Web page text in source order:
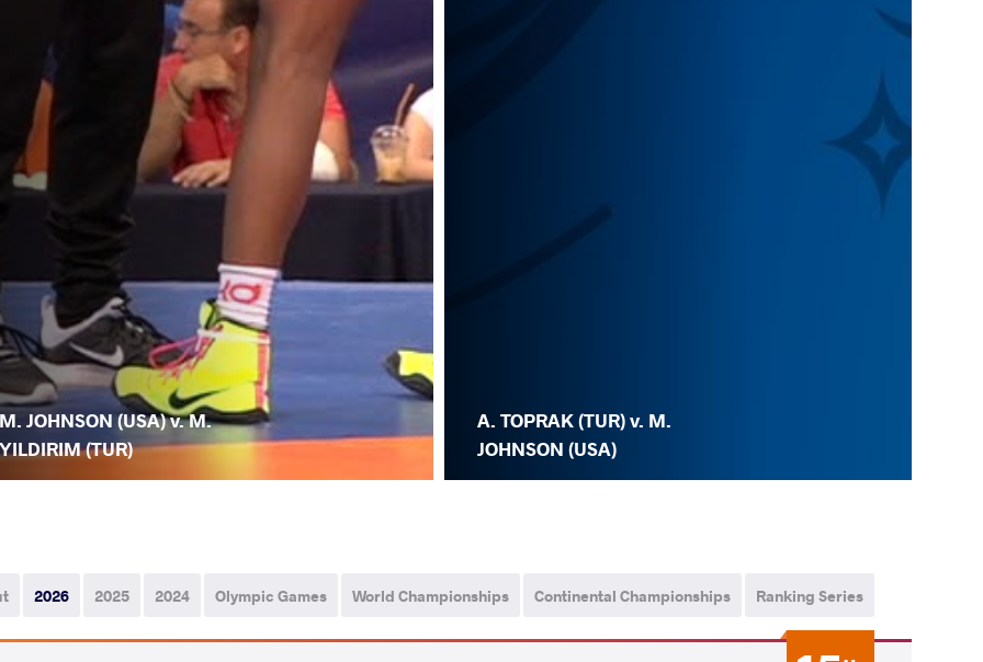
M. JOHNSON (USA) v. M.
YILDIRIM (TUR)
A. TOPRAK (TUR) v. M.
JOHNSON (USA)
2026 2025 2024 Olympic Games World Championships Continental Championships Ranking Series